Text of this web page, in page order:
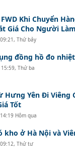
Khi Chuyển
Giá Cho Người
Thứ bảy
đồng hồ đo
15:59, Thứ ba
Hưng Yên Đi Viêng
Tốt
Hôm qua
kho ở Hà Nội và
09:12, Thứ tư